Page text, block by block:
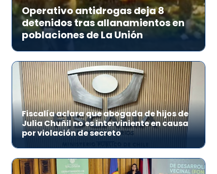
Operativo antidrogas deja 8
detenidos tras allanamientos en
poblaciones de La Unión
Fiscalía aclara que abogada de hijos de
Julia Chuñil no es interviniente en causa
por violación de secreto